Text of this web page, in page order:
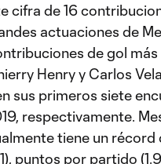
cifra de 16
actuaciones de
de gol
Henry y Carlos
sus primeros siete
respectivamente.
tiene un récord
puntos por partido